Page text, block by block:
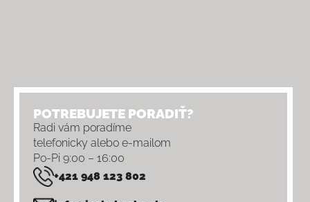
POTREBUJETE PORADIŤ?
Radi vám poradíme
telefonicky alebo e-mailom
Po-Pi 9:00 – 16:00
+421 948 123 802